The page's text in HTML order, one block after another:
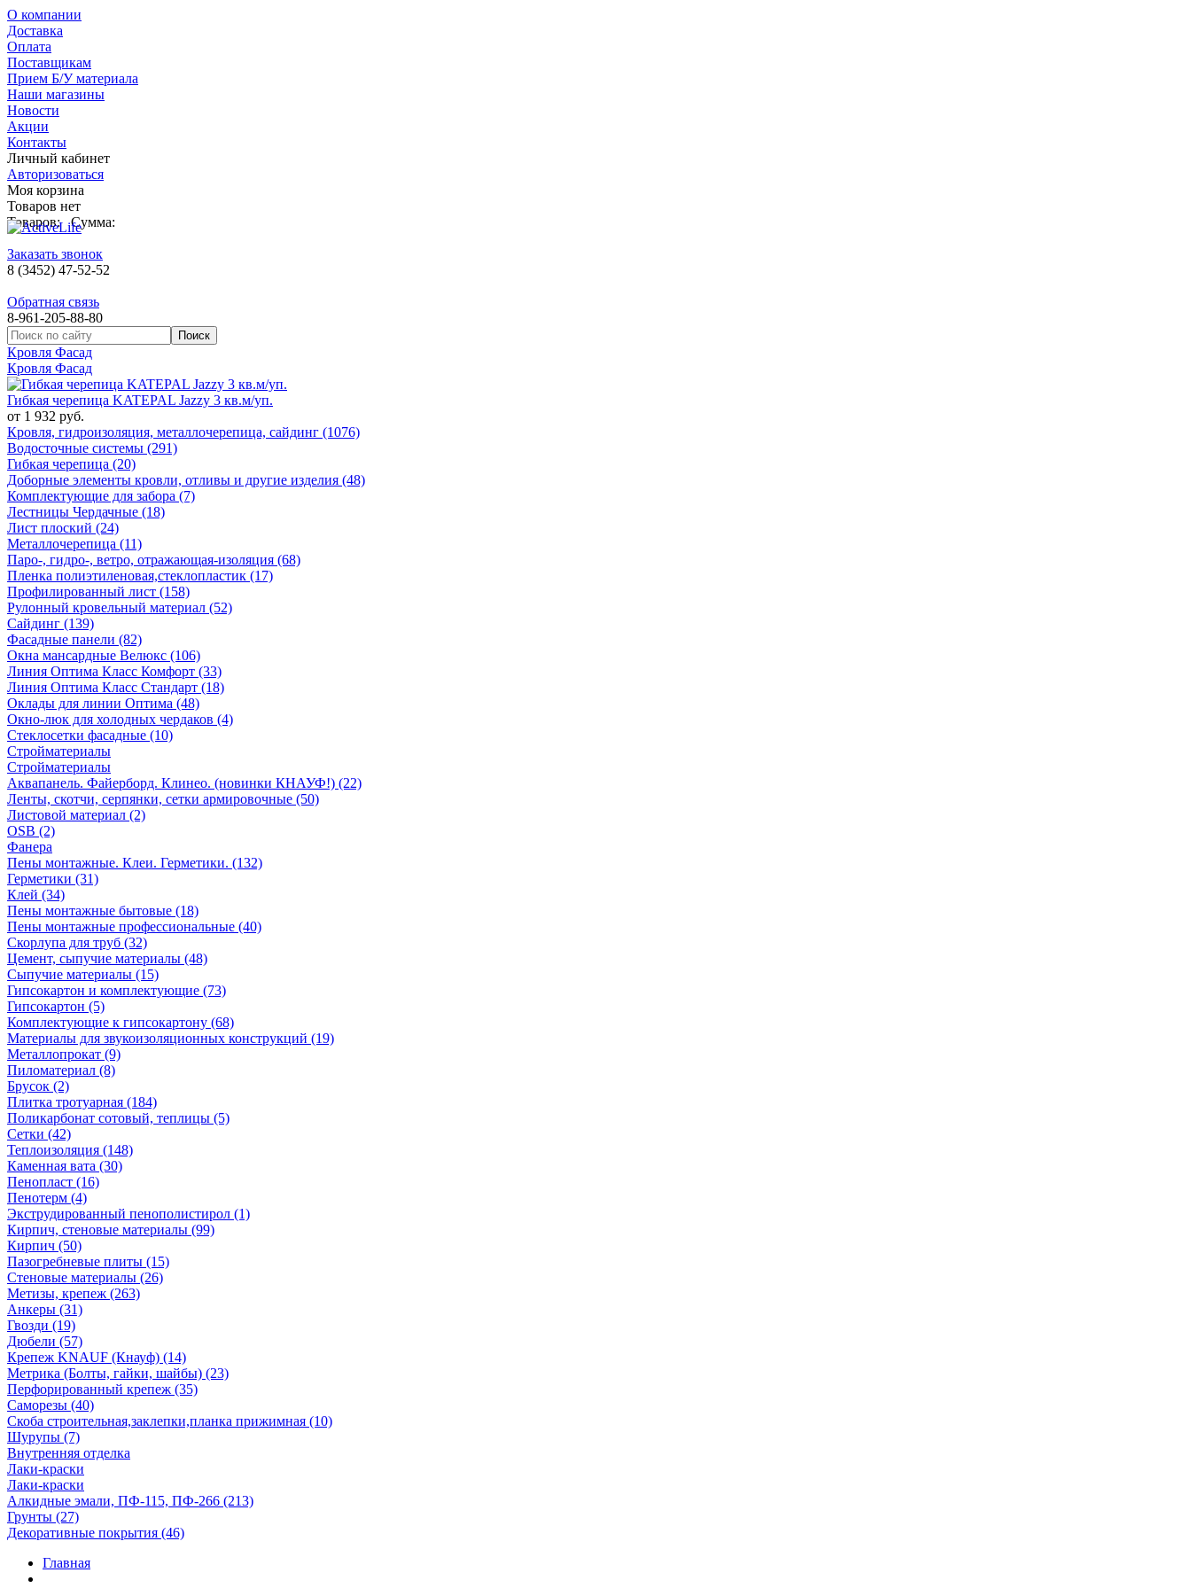
О компании
Доставка
Оплата
Поставщикам
Прием Б/У материала
Наши магазины
Новости
Акции
Контакты
Личный кабинет
Авторизоваться
Моя корзина
Товаров нет
Товаров: Сумма:
Заказать звонок
8 (3452) 47-52-52
Обратная связь
8-961-205-88-80
Кровля Фасад
Кровля Фасад
Гибкая черепица KATEPAL Jazzy 3 кв.м/уп.
от 1 932 руб.
Кровля, гидроизоляция, металлочерепица, сайдинг (1076)
Водосточные системы (291)
Гибкая черепица (20)
Доборные элементы кровли, отливы и другие изделия (48)
Комплектующие для забора (7)
Лестницы Чердачные (18)
Лист плоский (24)
Металлочерепица (11)
Паро-, гидро-, ветро, отражающая-изоляция (68)
Пленка полиэтиленовая,стеклопластик (17)
Профилированный лист (158)
Рулонный кровельный материал (52)
Сайдинг (139)
Фасадные панели (82)
Окна мансардные Велюкс (106)
Линия Оптима Класс Комфорт (33)
Линия Оптима Класс Стандарт (18)
Оклады для линии Оптима (48)
Окно-люк для холодных чердаков (4)
Стеклосетки фасадные (10)
Стройматериалы
Стройматериалы
Аквапанель. Файерборд. Клинео. (новинки КНАУФ!) (22)
Ленты, скотчи, серпянки, сетки армировочные (50)
Листовой материал (2)
OSB (2)
Фанера
Пены монтажные. Клеи. Герметики. (132)
Герметики (31)
Клей (34)
Пены монтажные бытовые (18)
Пены монтажные профессиональные (40)
Скорлупа для труб (32)
Цемент, сыпучие материалы (48)
Сыпучие материалы (15)
Гипсокартон и комплектующие (73)
Гипсокартон (5)
Комплектующие к гипсокартону (68)
Материалы для звукоизоляционных конструкций (19)
Металлопрокат (9)
Пиломатериал (8)
Брусок (2)
Плитка тротуарная (184)
Поликарбонат сотовый, теплицы (5)
Сетки (42)
Теплоизоляция (148)
Каменная вата (30)
Пенопласт (16)
Пенотерм (4)
Экструдированный пенополистирол (1)
Кирпич, стеновые материалы (99)
Кирпич (50)
Пазогребневые плиты (15)
Стеновые материалы (26)
Метизы, крепеж (263)
Анкеры (31)
Гвозди (19)
Дюбели (57)
Крепеж KNAUF (Кнауф) (14)
Метрика (Болты, гайки, шайбы) (23)
Перфорированный крепеж (35)
Саморезы (40)
Скоба строительная,заклепки,планка прижимная (10)
Шурупы (7)
Внутренняя отделка
Лаки-краски
Лаки-краски
Алкидные эмали, ПФ-115, ПФ-266 (213)
Грунты (27)
Декоративные покрытия (46)
Главная